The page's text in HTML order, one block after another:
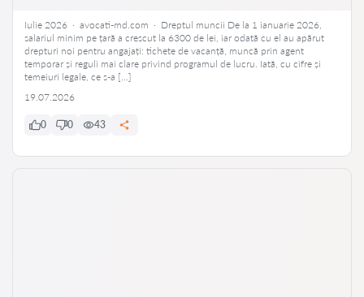
Iulie 2026 · avocati-md.com · Dreptul muncii De la 1 ianuarie 2026,
salariul minim pe țară a crescut la 6300 de lei, iar odată cu el au apărut
drepturi noi pentru angajați: tichete de vacanță, muncă prin agent
temporar și reguli mai clare privind programul de lucru. Iată, cu cifre și
temeiuri legale, ce s-a […]
19.07.2026
0 0 43